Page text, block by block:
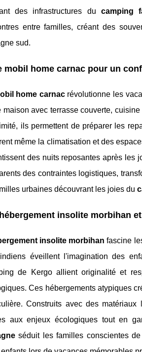
des infrastructures du camping
entre familles, créant des
sud.
mobil home carnac pour un
home carnacrévolutionne les
maison avec terrasse couverte,
ils permettent de préparer les
même la climatisation et des
des nuits reposantes après les
des contraintes logistiques,
urbaines découvrant les joies du
insolite morbihan
insolite morbihan fascine
éveillent l'imagination des
de Kergo allient originalité et
Ces hébergements atypiques
Construits avec des
aux enjeux écologiques tout en
séduit les familles conscientes